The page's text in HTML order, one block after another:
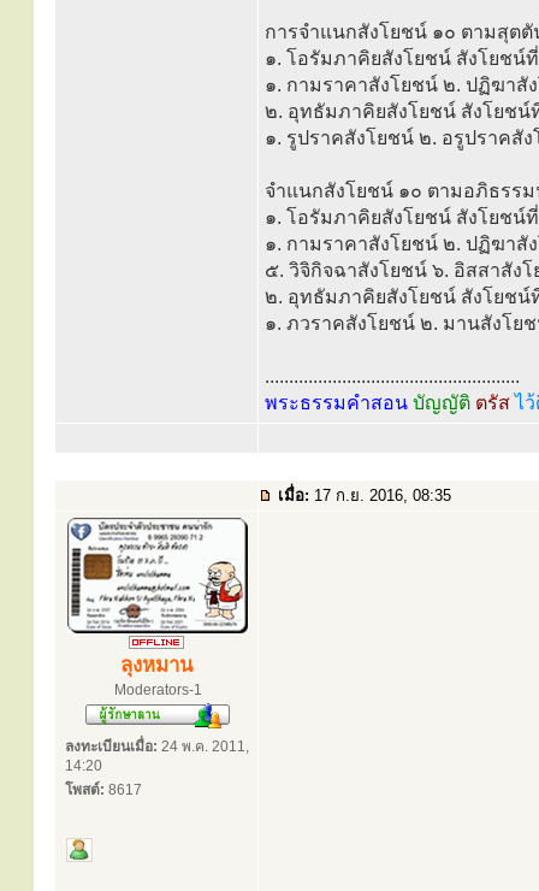
การจำแนกสังโยชน์ ๑๐ ตามสุต
๑. โอรัมภาคิยสังโยชน์ สังโยชน์
๑. กามราคาสังโยชน์ ๒. ปฏิฆาสั
๒. อุทธัมภาคิยสังโยชน์ สังโยชน์
๑. รูปราคสังโยชน์ ๒. อรูปราคสั
จำแนกสังโยชน์ ๑๐ ตามอภิธรร
๑. โอรัมภาคิยสังโยชน์ สังโยชน์
๑. กามราคาสังโยชน์ ๒. ปฏิฆา
๕. วิจิกิจฉาสังโยชน์ ๖. อิสสาสัง
๒. อุทธัมภาคิยสังโยชน์ สังโยชน์
๑. ภวราคสังโยชน์ ๒. มานสังโย
.....................................................
พระธรรมคำสอน บัญญัติ ตรัสไ
เมื่อ: 17 ก.ย. 2016, 08:35
ลุงหมาน
Moderators-1
ลงทะเบียนเมื่อ: 24 พ.ค. 2011,
14:20
โพสต์: 8617